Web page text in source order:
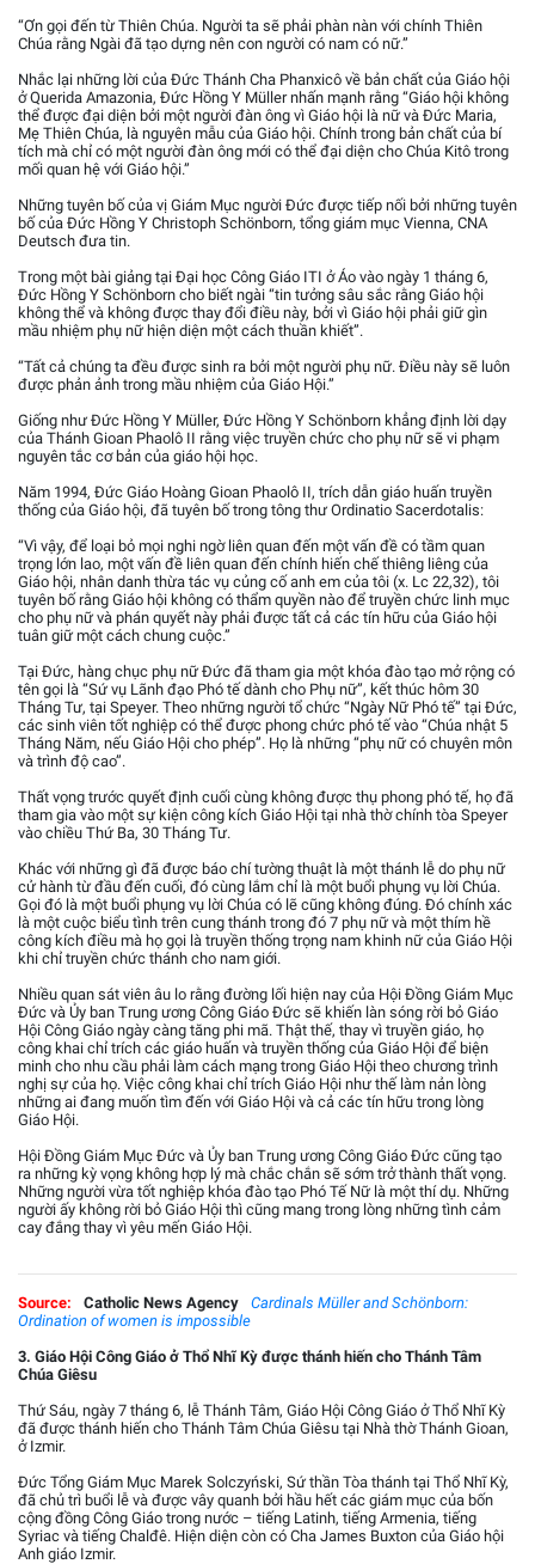
“Ơn gọi đến từ Thiên Chúa. Người ta sẽ phải phàn nàn với chính Thiên
Chúa rằng Ngài đã tạo dựng nên con người có nam có nữ.”
Nhắc lại những lời của Đức Thánh Cha Phanxicô về bản chất của Giáo hội
ở Querida Amazonia, Đức Hồng Y Müller nhấn mạnh rằng “Giáo hội không
thể được đại diện bởi một người đàn ông vì Giáo hội là nữ và Đức Maria,
Mẹ Thiên Chúa, là nguyên mẫu của Giáo hội. Chính trong bản chất của bí
tích mà chỉ có một người đàn ông mới có thể đại diện cho Chúa Kitô trong
mối quan hệ với Giáo hội.”
Những tuyên bố của vị Giám Mục người Đức được tiếp nối bởi những tuyên
bố của Đức Hồng Y Christoph Schönborn, tổng giám mục Vienna, CNA
Deutsch đưa tin.
Trong một bài giảng tại Đại học Công Giáo ITI ở Áo vào ngày 1 tháng 6,
Đức Hồng Y Schönborn cho biết ngài “tin tưởng sâu sắc rằng Giáo hội
không thể và không được thay đổi điều này, bởi vì Giáo hội phải giữ gìn
mầu nhiệm phụ nữ hiện diện một cách thuần khiết”.
“Tất cả chúng ta đều được sinh ra bởi một người phụ nữ. Điều này sẽ luôn
được phản ảnh trong mầu nhiệm của Giáo Hội.”
Giống như Đức Hồng Y Müller, Đức Hồng Y Schönborn khẳng định lời dạy
của Thánh Gioan Phaolô II rằng việc truyền chức cho phụ nữ sẽ vi phạm
nguyên tắc cơ bản của giáo hội học.
Năm 1994, Đức Giáo Hoàng Gioan Phaolô II, trích dẫn giáo huấn truyền
thống của Giáo hội, đã tuyên bố trong tông thư Ordinatio Sacerdotalis:
“Vì vậy, để loại bỏ mọi nghi ngờ liên quan đến một vấn đề có tầm quan
trọng lớn lao, một vấn đề liên quan đến chính hiến chế thiêng liêng của
Giáo hội, nhân danh thừa tác vụ củng cố anh em của tôi (x. Lc 22,32), tôi
tuyên bố rằng Giáo hội không có thẩm quyền nào để truyền chức linh mục
cho phụ nữ và phán quyết này phải được tất cả các tín hữu của Giáo hội
tuân giữ một cách chung cuộc.”
Tại Đức, hàng chục phụ nữ Đức đã tham gia một khóa đào tạo mở rộng có
tên gọi là “Sứ vụ Lãnh đạo Phó tế dành cho Phụ nữ”, kết thúc hôm 30
Tháng Tư, tại Speyer. Theo những người tổ chức “Ngày Nữ Phó tế” tại Đức,
các sinh viên tốt nghiệp có thể được phong chức phó tế vào “Chúa nhật 5
Tháng Năm, nếu Giáo Hội cho phép”. Họ là những “phụ nữ có chuyên môn
và trình độ cao”.
Thất vọng trước quyết định cuối cùng không được thụ phong phó tế, họ đã
tham gia vào một sự kiện công kích Giáo Hội tại nhà thờ chính tòa Speyer
vào chiều Thứ Ba, 30 Tháng Tư.
Khác với những gì đã được báo chí tường thuật là một thánh lễ do phụ nữ
cử hành từ đầu đến cuối, đó cùng lắm chỉ là một buổi phụng vụ lời Chúa.
Gọi đó là một buổi phụng vụ lời Chúa có lẽ cũng không đúng. Đó chính xác
là một cuộc biểu tình trên cung thánh trong đó 7 phụ nữ và một thím hề
công kích điều mà họ gọi là truyền thống trọng nam khinh nữ của Giáo Hội
khi chỉ truyền chức thánh cho nam giới.
Nhiều quan sát viên âu lo rằng đường lối hiện nay của Hội Đồng Giám Mục
Đức và Ủy ban Trung ương Công Giáo Đức sẽ khiến làn sóng rời bỏ Giáo
Hội Công Giáo ngày càng tăng phi mã. Thật thế, thay vì truyền giáo, họ
công khai chỉ trích các giáo huấn và truyền thống của Giáo Hội để biện
minh cho nhu cầu phải làm cách mạng trong Giáo Hội theo chương trình
nghị sự của họ. Việc công khai chỉ trích Giáo Hội như thế làm nản lòng
những ai đang muốn tìm đến với Giáo Hội và cả các tín hữu trong lòng
Giáo Hội.
Hội Đồng Giám Mục Đức và Ủy ban Trung ương Công Giáo Đức cũng tạo
ra những kỳ vọng không hợp lý mà chắc chắn sẽ sớm trở thành thất vọng.
Những người vừa tốt nghiệp khóa đào tạo Phó Tế Nữ là một thí dụ. Những
người ấy không rời bỏ Giáo Hội thì cũng mang trong lòng những tình cảm
cay đắng thay vì yêu mến Giáo Hội.
Source: Catholic News Agency
Cardinals Müller and Schönborn:
Ordination of women is impossible
3. Giáo Hội Công Giáo ở Thổ Nhĩ Kỳ được thánh hiến cho Thánh Tâm
Chúa Giêsu
Thứ Sáu, ngày 7 tháng 6, lễ Thánh Tâm, Giáo Hội Công Giáo ở Thổ Nhĩ Kỳ
đã được thánh hiến cho Thánh Tâm Chúa Giêsu tại Nhà thờ Thánh Gioan,
ở Izmir.
Đức Tổng Giám Mục Marek Solczyński, Sứ thần Tòa thánh tại Thổ Nhĩ Kỳ,
đã chủ trì buổi lễ và được vây quanh bởi hầu hết các giám mục của bốn
cộng đồng Công Giáo trong nước – tiếng Latinh, tiếng Armenia, tiếng
Syriac và tiếng Chalđê. Hiện diện còn có Cha James Buxton của Giáo hội
Anh giáo Izmir.